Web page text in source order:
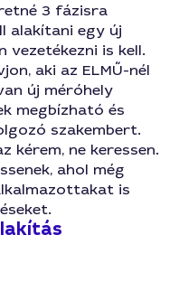
3 fázisra
alakítani egy új
vezetékezni is kell.
aki az ELMŰ-nél
új méróhely
megbízható és
szakembert.
kérem, ne keressen.
ahol még
is